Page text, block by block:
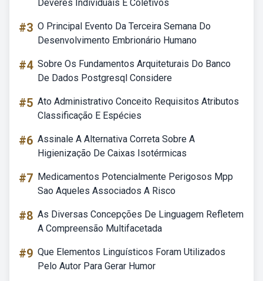
Deveres Individuais E Coletivos
#3 O Principal Evento Da Terceira Semana Do
Desenvolvimento Embrionário Humano
#4 Sobre Os Fundamentos Arquiteturais Do Banco
De Dados Postgresql Considere
#5 Ato Administrativo Conceito Requisitos Atributos
Classificação E Espécies
#6 Assinale A Alternativa Correta Sobre A
Higienização De Caixas Isotérmicas
#7 Medicamentos Potencialmente Perigosos Mpp
Sao Aqueles Associados A Risco
#8 As Diversas Concepções De Linguagem Refletem
A Compreensão Multifacetada
#9 Que Elementos Linguísticos Foram Utilizados
Pelo Autor Para Gerar Humor